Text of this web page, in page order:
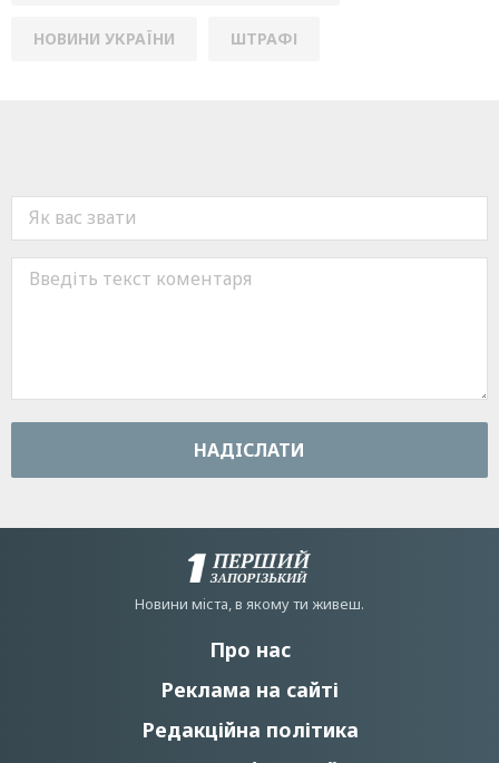
НОВИНИ УКРАЇНИ ШТРАФІ
НАДIСЛАТИ
Новини мiста, в якому ти живеш.
Про нас
Реклама на сайті
Редакційна політика